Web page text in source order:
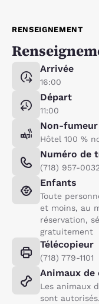
RENSEIGNEMENT
Arrivée
16:00
Départ
11:00
Non-fumeur
Hôtel 100 %
Numéro de
(718) 957-0032
Enfants
Toute
et moins, au
réservation,
gratuitement
Télécopieur
(718) 779-1101
Animaux de
Les animaux
sont